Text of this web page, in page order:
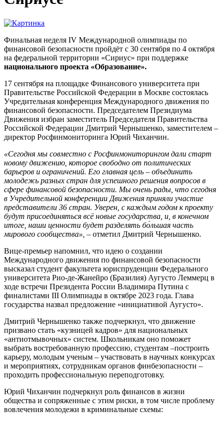
Финальная неделя IV Международной олимпиады по
финансовой безопасности пройдёт с 30 сентября по 4 октября
на федеральной территории «Сириус» при поддержке
национального проекта «Образование».
17 сентября на площадке Финансового университета при
Правительстве Российской Федерации в Москве состоялась
Учредительная конференция Международного движения по
финансовой безопасности. Председателем Президиума
Движения избран заместитель Председателя Правительства
Российской Федерации Дмитрий Чернышенко, заместителем –
директор Росфинмониторинга Юрий Чиханчин.
«Сегодня мы совместно с Росфинмониторингом дали старт
новому движению, которое свободно от политических
барьеров и ограничений. Его главная цель – объединить
молодежь разных стран для успешного решения вопросов в
сфере финансовой безопасности. Мы очень рады, что сегодня
в Учредительной конференции Движения приняли участие
представители 36 стран. Уверен, с каждым годом к проекту
будут присоединяться всё новые государства, и, в конечном
итоге, наши ценности будет разделять бо́льшая часть
мирового сообщества», – отметил Дмитрий Чернышенко.
Вице-премьер напомнил, что идею о создании
Международного движения по финансовой безопасности
высказал студент факультета юриспруденции Федерального
университета Рио-де-Жанейро (Бразилия) Аугусто Леммерц в
ходе встречи Президента России Владимира Путина с
финалистами III Олимпиады в октябре 2023 года. Глава
государства назвал предложение «инициативой Аугусто».
Дмитрий Чернышенко также подчеркнул, что движение
призвано стать «кузницей кадров» для национальных
«антиотмывочных» систем. Школьникам оно поможет
выбрать востребованную профессию, студентам –построить
карьеру, молодым ученым – участвовать в научных конкурсах
и мероприятиях, сотрудникам органов финбезопасности –
проходить профессиональную переподготовку.
Юрий Чиханчин подчеркнул роль финансов в жизни
общества и сопряженные с этим риски, в том числе проблему
вовлечения молодежи в криминальные схемы: